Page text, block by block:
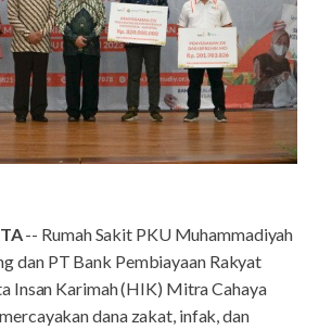
-- Rumah Sakit PKU Muhammadiyah
dan PT Bank Pembiayaan Rakyat
Insan Karimah (HIK) Mitra Cahaya
dana zakat, infak, dan